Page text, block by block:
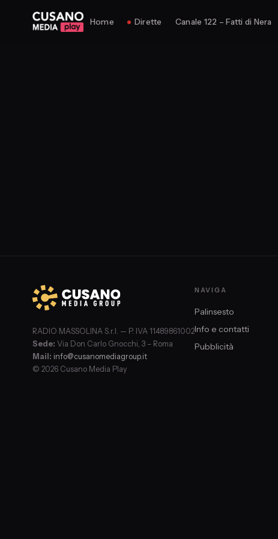
Home Dirette Canale 122 – Fatti di Nera
RADIO MASSOLINA S.r.l. — P. IVA 11489861002
Sede: Via Don Carlo Gnocchi, 3 – Roma
Mail: info@cusanomediagroup.it
© 2026 Cusano Media Play
NAVIGA
Palinsesto
Info e contatti
Pubblicità